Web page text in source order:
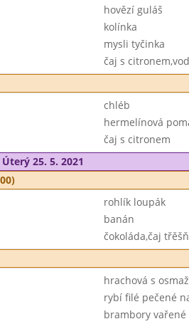
hovězí guláš
kolínka
mysli tyčinka
čaj s
chléb
hermelínová
čaj s citronem
Úterý 25. 5. 2021
rohlík loupák
banán
čokoláda,čaj
hrachová s
rybí filé pečené
brambory vařené